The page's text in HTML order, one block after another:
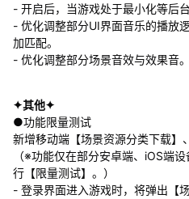
- 开启后，当游戏处于最小化等后
- 优化调整部分UI界面音乐的播放
加匹配。
- 优化调整部分场景音效与效果音。
✦其他✦
●功能限量测试
新增移动端【场景资源分类下载】
（※功能仅在部分安卓端、iOS端
行【限量测试】。）
- 登录界面进入游戏时，将弹出【